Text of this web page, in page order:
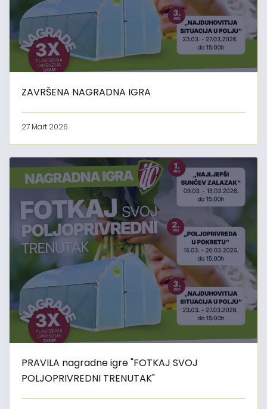
ZAVRŠENA NAGRADNA IGRA
27 Mart 2026
PRAVILA nagradne igre "FOTKAJ SVOJ
POLJOPRIVREDNI TRENUTAK"